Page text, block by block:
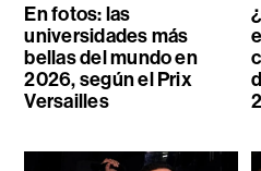
En fotos: las
universidades más
bellas del mundo en
2026, según el Prix
Versailles